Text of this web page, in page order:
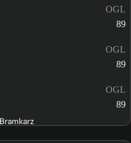
OGL
89
OGL
89
OGL
89